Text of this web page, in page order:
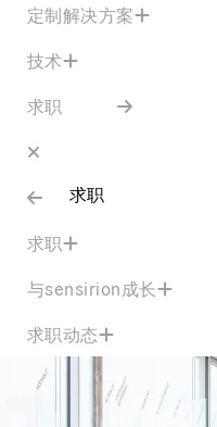
定制解决方案
技术
求职
求职
求职
与sensirion成长
求职动态